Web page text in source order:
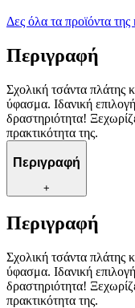
Δες όλα τα προϊόντα της
Περιγραφή
Σχολική τσάντα πλάτης
ύφασμα. Ιδανική
δραστηριότητα!
πρακτικότητα της.
Περιγραφή
+
Περιγραφή
Σχολική τσάντα πλάτης
ύφασμα. Ιδανική
δραστηριότητα!
πρακτικότητα της.